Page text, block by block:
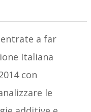
a far
Italiana
con
le